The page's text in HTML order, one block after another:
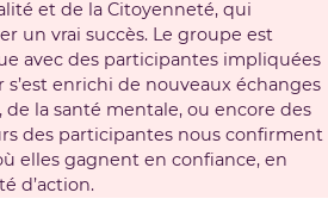
et de la Citoyenneté, qui
un vrai succès. Le groupe est
avec des participantes impliquées
s’est enrichi de nouveaux échanges
la santé mentale, ou encore des
des participantes nous confirment
elles gagnent en confiance, en
d’action.